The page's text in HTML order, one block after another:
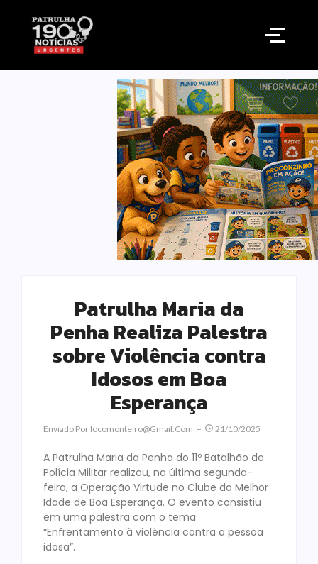
Patrulha Maria da
Penha Realiza Palestra
sobre Violência contra
Idosos em Boa
Esperança
Enviado Por Locomonteiro@gmail.com 21/10/2025
A Patrulha Maria da Penha do 11º Batalhão de
Polícia Militar realizou, na última segunda-
feira, a Operação Virtude no Clube da Melhor
Idade de Boa Esperança. O evento consistiu
em uma palestra com o tema
“Enfrentamento à violência contra a pessoa
idosa”.